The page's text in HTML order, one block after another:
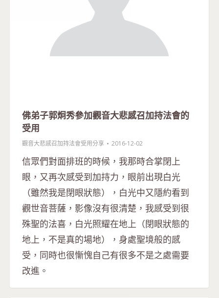
佛弟子郭炯秀參加觀音大悲感召加持法會的
受用
觀音大悲感召加持法會受用分享 2016-12-02
信眾們對面排班的時候，我那時合掌閉上
眼，又再次感受到加持力，眼前出現白光
（雖然我是閉眼狀態），白光中又隱約看到
觀世音菩薩，影像沒有很清楚，我感受到很
殊聖的法喜，白光照耀在地上（閉眼狀態的
地上，不是真的場地），身處聖境般的感
受，同時也很慚愧自己有很多不是之處需要
改進。